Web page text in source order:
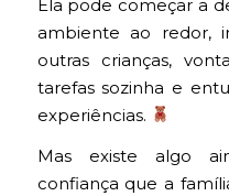
Ela pode começar a
ambiente ao redor,
outras crianças,
tarefas sozinha e
experiências.
Mas existe algo
confiança que a